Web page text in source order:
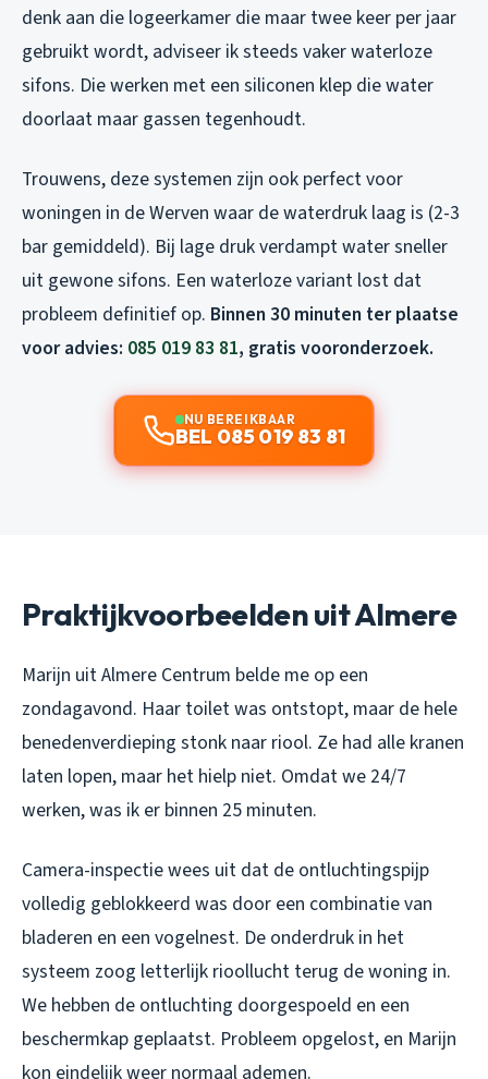
denk aan die logeerkamer die maar twee keer per jaar
gebruikt wordt, adviseer ik steeds vaker waterloze
sifons. Die werken met een siliconen klep die water
doorlaat maar gassen tegenhoudt.
Trouwens, deze systemen zijn ook perfect voor
woningen in de Werven waar de waterdruk laag is (2-3
bar gemiddeld). Bij lage druk verdampt water sneller
uit gewone sifons. Een waterloze variant lost dat
probleem definitief op. Binnen 30 minuten ter plaatse
voor advies: 085 019 83 81, gratis vooronderzoek.
NU BEREIKBAAR
BEL 085 019 83 81
Praktijkvoorbeelden uit Almere
Marijn uit Almere Centrum belde me op een
zondagavond. Haar toilet was ontstopt, maar de hele
benedenverdieping stonk naar riool. Ze had alle kranen
laten lopen, maar het hielp niet. Omdat we 24/7
werken, was ik er binnen 25 minuten.
Camera-inspectie wees uit dat de ontluchtingspijp
volledig geblokkeerd was door een combinatie van
bladeren en een vogelnest. De onderdruk in het
systeem zoog letterlijk rioollucht terug de woning in.
We hebben de ontluchting doorgespoeld en een
beschermkap geplaatst. Probleem opgelost, en Marijn
kon eindelijk weer normaal ademen.